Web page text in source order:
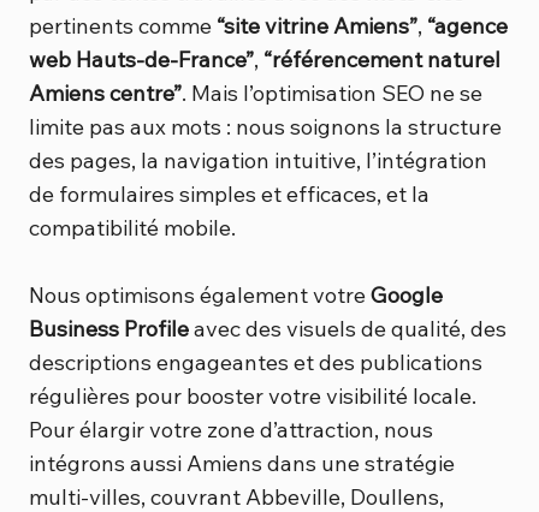
pertinents comme “site vitrine Amiens”, “agence
web Hauts-de-France”, “référencement naturel
Amiens centre”. Mais l’optimisation SEO ne se
limite pas aux mots : nous soignons la structure
des pages, la navigation intuitive, l’intégration
de formulaires simples et efficaces, et la
compatibilité mobile.
Nous optimisons également votreGoogle
Business Profileavec des visuels de qualité, des
descriptions engageantes et des publications
régulières pour booster votre visibilité locale.
Pour élargir votre zone d’attraction, nous
intégrons aussi Amiens dans une stratégie
multi-villes, couvrant Abbeville, Doullens,